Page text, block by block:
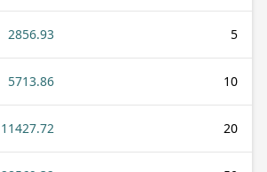
5
2856.93
10
5713.86
20
11427.72